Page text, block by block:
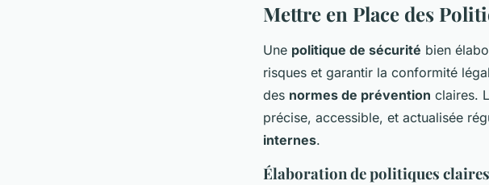
Mettre en Place des
Une politique de sécurité bien
risques et garantir la conformité
des normes de prévention claires.
précise, accessible, et actualisée
internes.
Élaboration de politiques claires